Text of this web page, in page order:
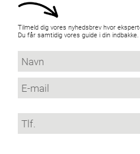
Tilmeld dig vores nyhedsbrev hvor
Du får samtidig vores guide i din indbakke.